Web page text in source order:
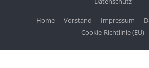
Home Vorstand Impressum
Cookie-Richtlinie (EU)